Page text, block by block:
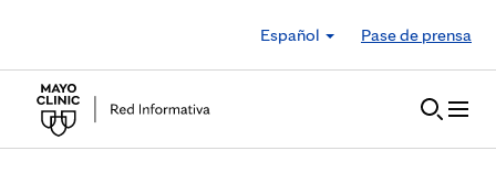
Español
Pase de prensa